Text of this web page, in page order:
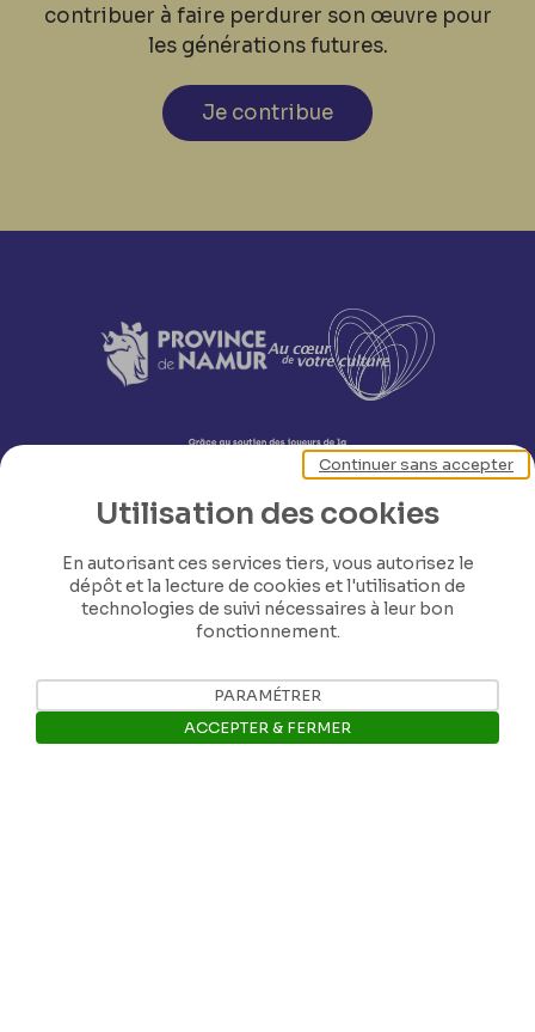
contribuer à faire perdurer son œuvre pour
les générations futures.
Je contribue
Nos coordonnées
Utilisation des cookies
En autorisant ces services tiers, vous autorisez le
dépôt et la lecture de cookies et l'utilisation de
technologies de suivi nécessaires à leur bon
fonctionnement.
Continuer sans accepter
PARAMÉTRER
ACCEPTER & FERMER